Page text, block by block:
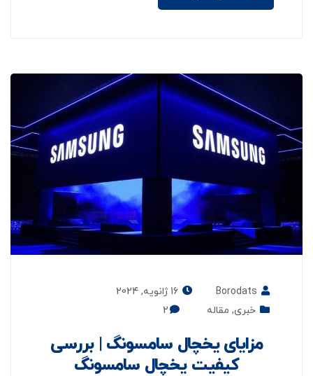
Borodats
خبری, مقاله 2
مزایای یخچال سامسونگ | بررسی
کیفیت یخچال سامسونگ